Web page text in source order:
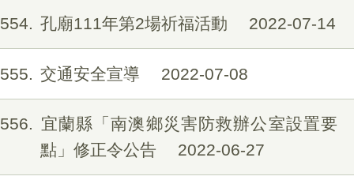
554 孔廟111年第2場祈福活動 2022-07-14
555 交通安全宣導 2022-07-08
556
宜蘭縣「南澳鄉災害防救辦公室設置要
點」修正令公告
2022-06-27